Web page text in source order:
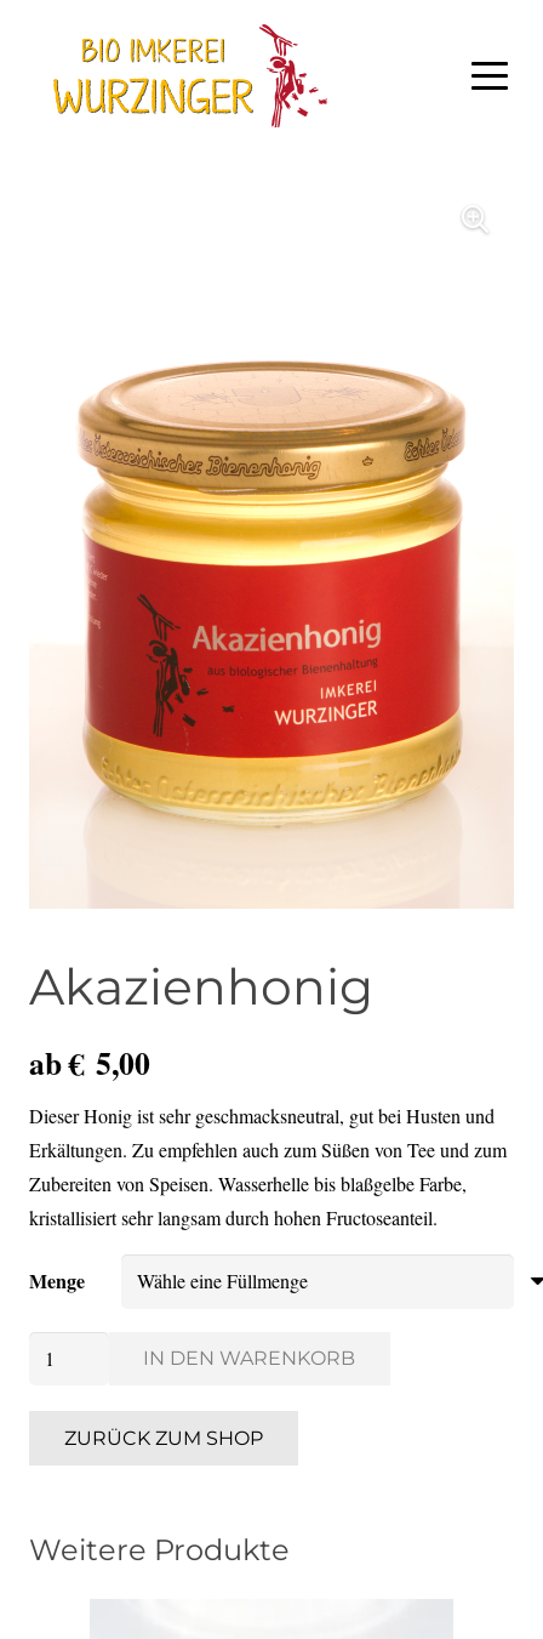
Akazienhonig
ab€ 5,00
Dieser Honig ist sehr geschmacksneutral, gut bei Husten und
Erkältungen. Zu empfehlen auch zum Süßen von Tee und zum
Zubereiten von Speisen. Wasserhelle bis blaßgelbe Farbe,
kristallisiert sehr langsam durch hohen Fructoseanteil.
Menge
Akazienhonig
IN DEN WARENKORB
ZURÜCK ZUM SHOP
Weitere Produkte